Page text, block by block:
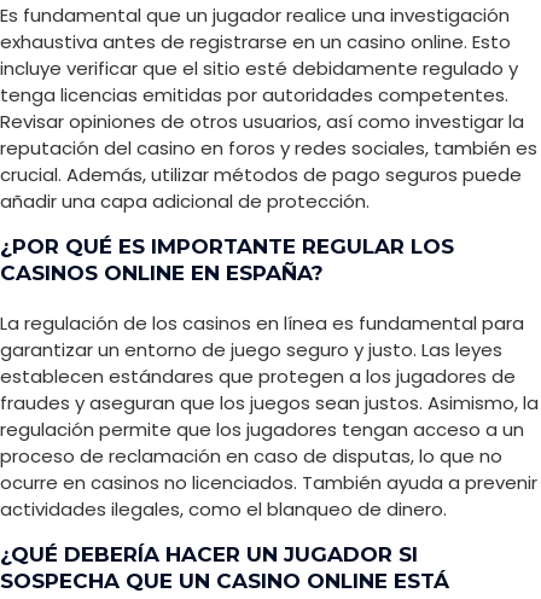
Es fundamental que un jugador realice una investigación
exhaustiva antes de registrarse en un casino online. Esto
incluye verificar que el sitio esté debidamente regulado y
tenga licencias emitidas por autoridades competentes.
Revisar opiniones de otros usuarios, así como investigar la
reputación del casino en foros y redes sociales, también es
crucial. Además, utilizar métodos de pago seguros puede
añadir una capa adicional de protección.
¿POR QUÉ ES IMPORTANTE REGULAR LOS
CASINOS ONLINE EN ESPAÑA?
La regulación de los casinos en línea es fundamental para
garantizar un entorno de juego seguro y justo. Las leyes
establecen estándares que protegen a los jugadores de
fraudes y aseguran que los juegos sean justos. Asimismo, la
regulación permite que los jugadores tengan acceso a un
proceso de reclamación en caso de disputas, lo que no
ocurre en casinos no licenciados. También ayuda a prevenir
actividades ilegales, como el blanqueo de dinero.
¿QUÉ DEBERÍA HACER UN JUGADOR SI
SOSPECHA QUE UN CASINO ONLINE ESTÁ